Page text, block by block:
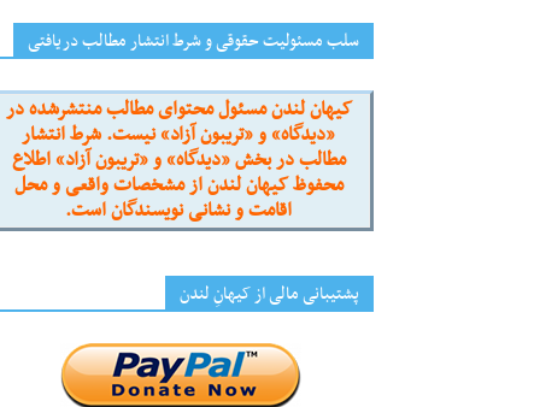
سلب مسئولیت حقوقی و شرط انتشار مطالب دریافتی
کیهان لندن مسئول محتوای مطالب منتشرشده در
«دیدگاه» و «تریبون آزاد» نیست. شرط انتشار
مطالب در بخش «دیدگاه» و «تریبون آزاد» اطلاع
محفوظ کیهان لندن از مشخصات واقعی و محل
اقامت و نشانی نویسندگان است.
پشتیبانی مالی از کیهانِ لندن